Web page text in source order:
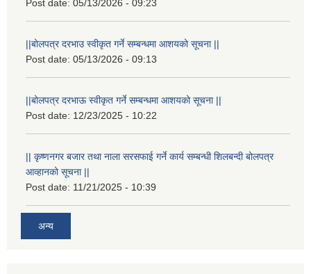
Post date: 05/13/2026 - 09:23
||बोलपत्र दरभाउ स्वीकृत गर्ने सम्बन्धमा आशयको सूचना ||
Post date: 05/13/2026 - 09:13
||बोलपत्र दरभाऊ स्वीकृत गर्ने सम्बन्धमा आशयको सूचना ||
Post date: 12/23/2025 - 10:22
|| कृष्णनगर बजार तथा नाला सरसफाई गर्ने कार्य सम्बन्धी शिलबन्दी बोलपत्र
आव्हानको सूचना ||
Post date: 11/21/2025 - 10:39
अन्य